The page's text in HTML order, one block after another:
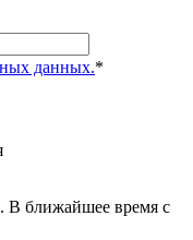
данных.*
В ближайшее время с